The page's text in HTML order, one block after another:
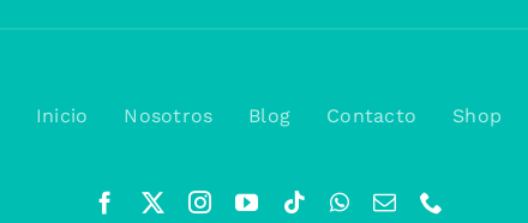
Inicio Nosotros Blog Contacto Shop